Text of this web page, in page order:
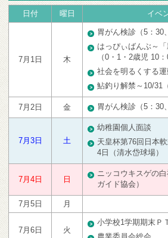
日付 曜日 イベ
7月1日 木
胃がん検診（5：30
はっぴぃばんぶ～「
（0・1・2歳児 10
社会を明るくする運
鮎釣り解禁～10/31
7月2日 金 胃がん検診（5：30
7月3日 土
幼稚園個人面談
天皇杯第76回日本
4日（清水岱球場）
7月4日 日
ニッコウキスゲの
ガイド協会）
7月5日 月
7月6日 火
小学校1学期期末Ｐ